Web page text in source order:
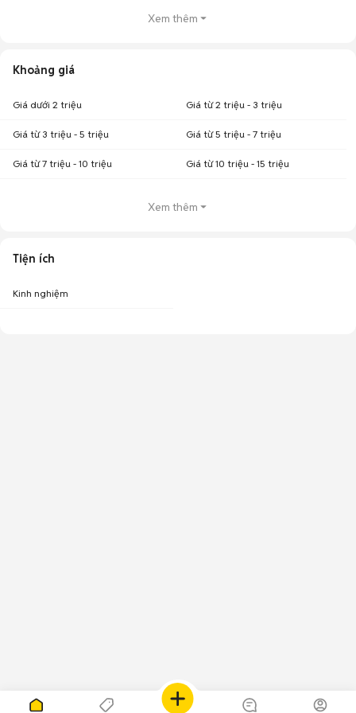
Xem thêm
Khoảng giá
Giá dưới 2 triệu Giá từ 2 triệu - 3 triệu
Giá từ 3 triệu - 5 triệu Giá từ 5 triệu - 7 triệu
Giá từ 7 triệu - 10 triệu Giá từ 10 triệu - 15 triệu
Xem thêm
Tiện ích
Kinh nghiệm